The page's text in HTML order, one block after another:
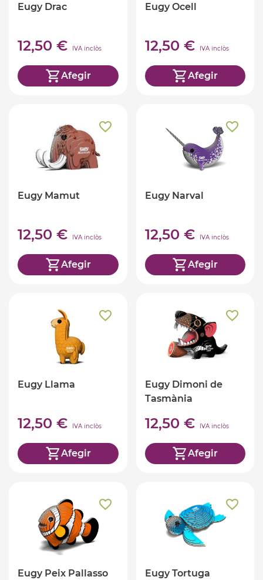
Eugy Drac
12,50 € IVA inclòs
Afegir
Eugy Ocell
12,50 € IVA inclòs
Afegir
Eugy Mamut
12,50 € IVA inclòs
Afegir
Eugy Narval
12,50 € IVA inclòs
Afegir
Eugy Llama
12,50 € IVA inclòs
Afegir
Eugy Dimoni de
Tasmània
12,50 € IVA inclòs
Afegir
Eugy Peix Pallasso
Eugy Tortuga